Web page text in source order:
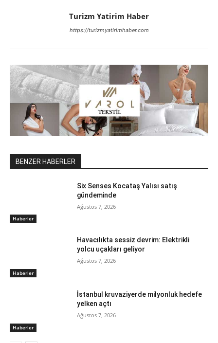
Turizm Yatirim Haber
https://turizmyatirimhaber.com
BENZER HABERLER
Haberler
Six Senses Kocataş Yalısı satış
gündeminde
Ağustos 7, 2026
Haberler
Havacılıkta sessiz devrim: Elektrikli
yolcu uçakları geliyor
Ağustos 7, 2026
Haberler
İstanbul kruvaziyerde milyonluk hedefe
yelken açtı
Ağustos 7, 2026